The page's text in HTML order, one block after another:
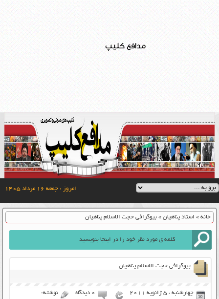
مدافع کلیپ
امروز : جمعه ۱۶ مرداد ۱۴۰۵
خانه» استاد پناهیان» بیوگرافی حجت الاسلام پناهیان
بیوگرافی حجت الاسلام پناهیان
چهارشنبه ، 5 ژانویه 2011 ۰ دیدگاه نوشته: